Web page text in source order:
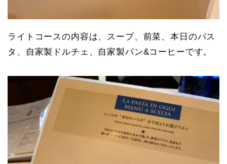
ライトコースの内容は、スープ、前菜、本日のパス
タ、自家製ドルチェ、自家製パン&コーヒーです。